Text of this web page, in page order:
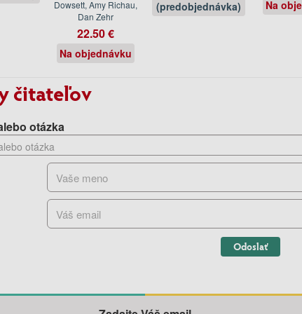
Dowsett, Amy Richau,
Dan Zehr
22.50 €
Na objednávku
(predobjednávka)
Na
čitateľov
otázka
Odoslať